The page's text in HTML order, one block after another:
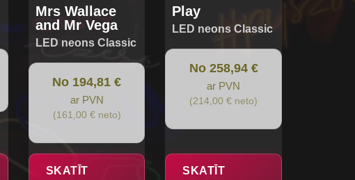
Mrs Wallace
and Mr Vega
LED neons Classic
No 194,81 €
ar PVN
(161,00 € neto)
SKATĪT
page
Play
LED neons Classic
No 258,94 €
ar PVN
(214,00 € neto)
SKATĪT
page